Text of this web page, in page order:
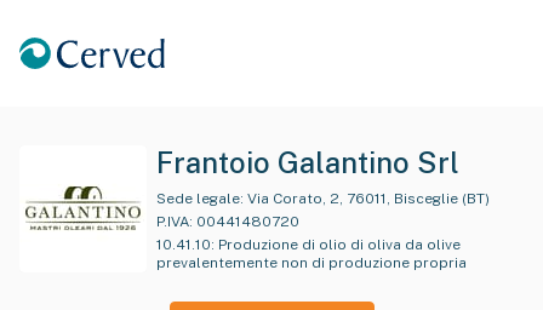
Frantoio Galantino Srl
Sede legale: Via Corato, 2, 76011, Bisceglie (BT)
P.IVA: 00441480720
10.41.10: Produzione di olio di oliva da olive
prevalentemente non di produzione propria